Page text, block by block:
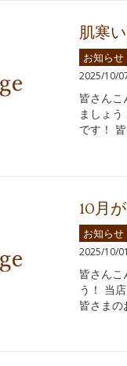
肌寒
お知らせ
2025/10/
皆さん
ましょ
です！
10月
お知らせ
2025/10/01
皆さんこ
う！ 当
皆さまの